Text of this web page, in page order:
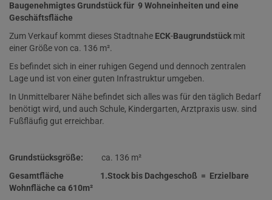
Baugenehmigtes Grundstück für 9 Wohneinheiten und eine
Geschäftsfläche
Zum Verkauf kommt dieses Stadtnahe ECK-Baugrundstück mit
einer Größe von ca. 136 m².
Es befindet sich in einer ruhigen Gegend und dennoch zentralen
Lage und ist von einer guten Infrastruktur umgeben.
In Unmittelbarer Nähe befindet sich alles was für den täglich Bedarf
benötigt wird, und auch Schule, Kindergarten, Arztpraxis usw. sind
Fußfläufig gut erreichbar.
Grundstücksgröße: ca. 136 m²
Gesamtfläche 1.Stock bis Dachgeschoß = Erzielbare
Wohnfläche ca 610m²